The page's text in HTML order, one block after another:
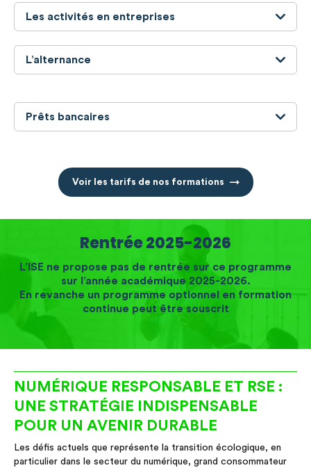
Les activités en entreprises
L’alternance
Prêts bancaires
Voir les tarifs de nos formations
Rentrée 2025-2026
L’ISE ne propose pas de rentrée sur ce programme
sur l’année académique 2025-2026.
En revanche un programme optionnel en formation
continue peut être souscrit
NUMÉRIQUE RESPONSABLE ET RSE :
UNE STRATÉGIE INDISPENSABLE
POUR UN AVENIR DURABLE
Les défis actuels que représente la transition écologique, en
particulier dans le secteur du numérique, grand consommateur